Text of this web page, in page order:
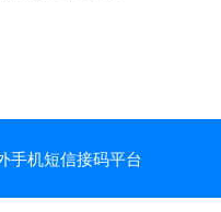
手机短信接码平台